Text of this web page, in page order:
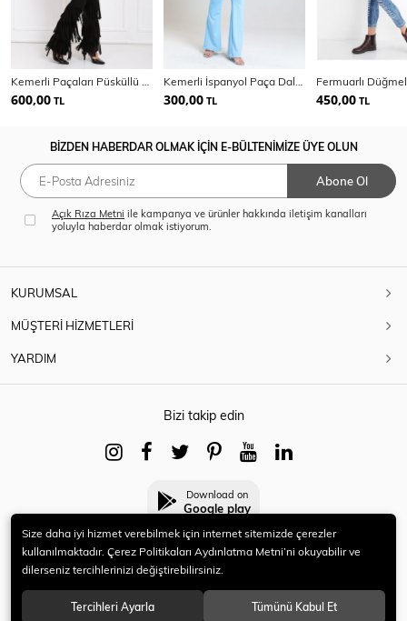
600,00 TL 300,00 TL 450,00 TL
BİZDEN HABERDAR OLMAK İÇİN E-BÜLTENİMİZE ÜYE OLUN
Abone Ol
Açık Rıza Metni ile kampanya ve ürünler hakkında iletişim kanalları
yoluyla haberdar olmak istiyorum.
KURUMSAL
MÜŞTERİ HİZMETLERİ
YARDIM
Bizi takip edin
Download on
Google play
© 2021 HERYENİ. Tüm hakları saklıdır.
Size daha iyi hizmet verebilmek için internet sitemizde çerezler
kullanılmaktadır. Çerez Politikaları Aydınlatma Metni’ni okuyabilir ve
dilerseniz tercihlerinizi değiştirebilirsiniz.
Tercihleri Ayarla Tümünü Kabul Et